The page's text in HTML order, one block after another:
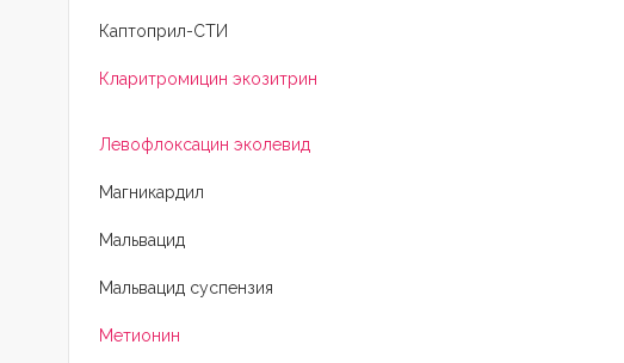
Каптоприл-СТИ
Кларитромицин экозитрин
Левофлоксацин эколевид
Магникардил
Мальвацид
Мальвацид суспензия
Метионин